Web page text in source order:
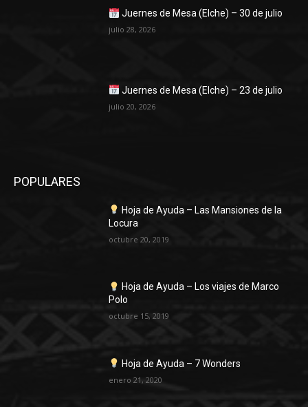
Juernes de Mesa (Elche) – 30 de julio
julio 28, 2026
Juernes de Mesa (Elche) – 23 de julio
julio 20, 2026
POPULARES
Hoja de Ayuda – Las Mansiones de la
Locura
octubre 20, 2019
Hoja de Ayuda – Los viajes de Marco
Polo
octubre 15, 2019
Hoja de Ayuda – 7 Wonders
enero 21, 2020